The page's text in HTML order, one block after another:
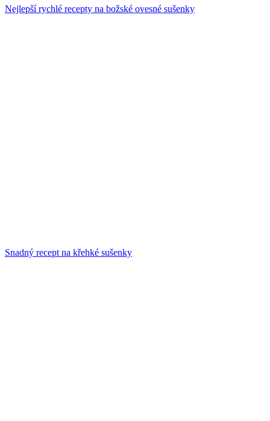
Nejlepší rychlé recepty na božské ovesné sušenky
Snadný recept na křehké sušenky